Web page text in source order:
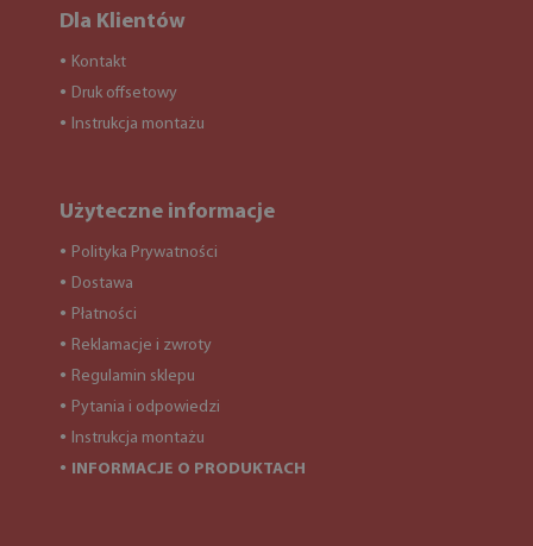
Dla Klientów
● Kontakt
● Druk offsetowy
● Instrukcja montażu
Użyteczne informacje
● Polityka Prywatności
● Dostawa
● Płatności
● Reklamacje i zwroty
● Regulamin sklepu
● Pytania i odpowiedzi
● Instrukcja montażu
● INFORMACJE O PRODUKTACH